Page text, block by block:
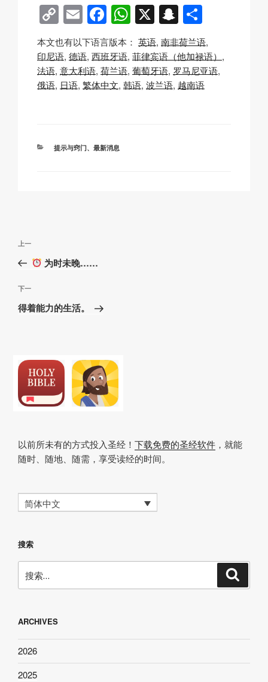
C
o
p
y
Li
E
m
ail
F
a
c
e
b
k
W
h
at
s
A
X S
n
a
p
c
享
本文也有以下语言版本： 英语 南非荷兰语
印尼语 德语 西班牙语 菲律宾语（他加禄语）
法语 意大利语 荷兰语 葡萄牙语 罗马尼亚语
俄语 日语 繁体中文 韩语 波兰语 越南语
分
提示与窍门、 最新消息
文
导
航
上
一
文
章
上一
为时未晚……
下
一
下一
得着能力的生活。
以前所未有的方式投入圣经！ 下载免费的圣经软件 ，就能
随时、随地、随需，享受读经的时间。
简体中文
搜索
索：
ARCHIVES
2026
2025